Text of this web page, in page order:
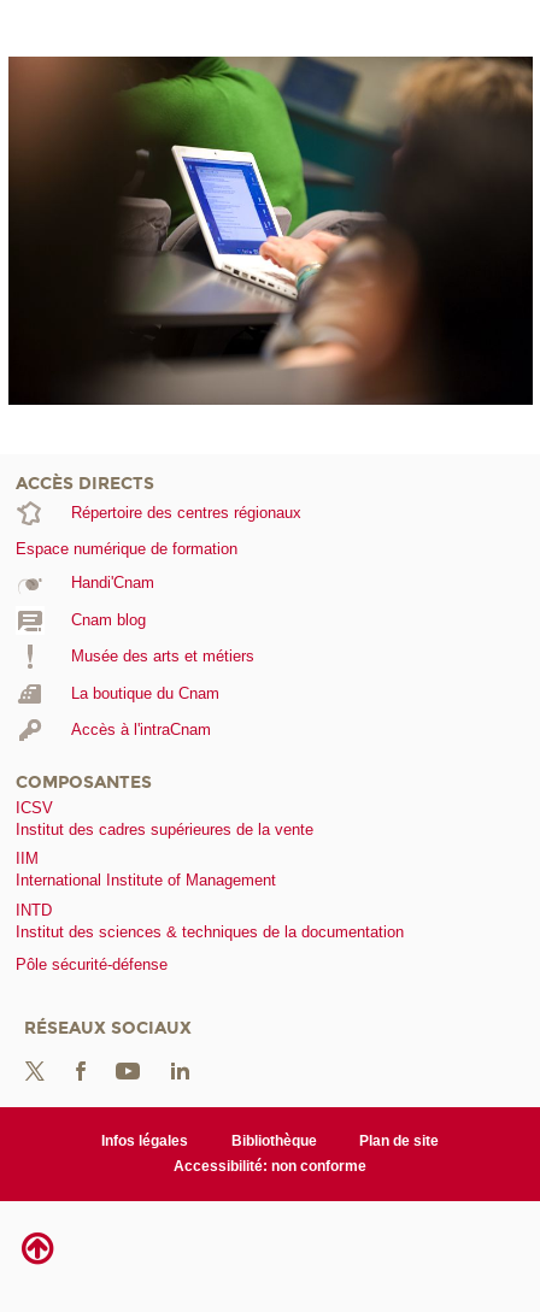
ACCÈS DIRECTS
Répertoire des centres régionaux
Espace numérique de formation
Handi'Cnam
Cnam blog
Musée des arts et métiers
La boutique du Cnam
Accès à l'intraCnam
COMPOSANTES
ICSV
Institut des cadres supérieures de la vente
IIM
International Institute of Management
INTD
Institut des sciences & techniques de la documentation
Pôle sécurité-défense
RÉSEAUX SOCIAUX
Infos légales Bibliothèque
Plan de site
Accessibilité: non conforme